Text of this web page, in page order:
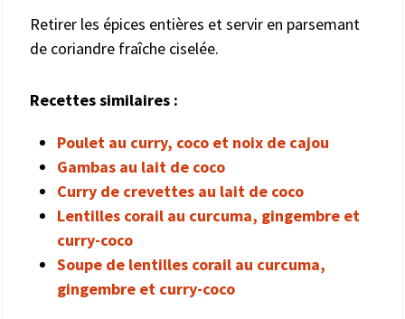
Retirer les épices entières et servir en parsemant
de coriandre fraîche ciselée.
Recettes similaires :
Poulet au curry, coco et noix de cajou
Gambas au lait de coco
Curry de crevettes au lait de coco
Lentilles corail au curcuma, gingembre et
curry-coco
Soupe de lentilles corail au curcuma,
gingembre et curry-coco